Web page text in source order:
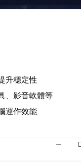
升穩定性
、影音軟體等
運作效能